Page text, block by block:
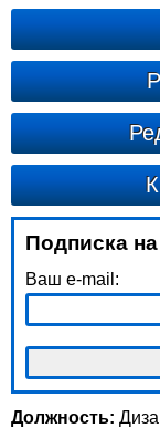
Подписка
Ваш e-mail:
Должность: